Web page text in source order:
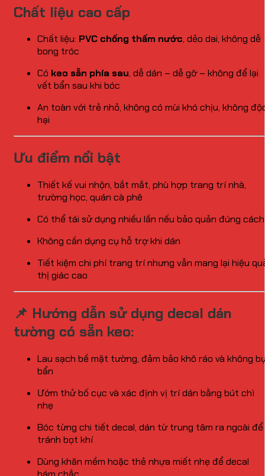
Chất liệu cao cấp
Chất liệu: PVC chống thấm nước, dẻo dai, không dễ
bong tróc
Có keo sẵn phía sau, dễ dán – dễ gỡ – không để lại
vết bẩn sau khi bóc
An toàn với trẻ nhỏ, không có mùi khó chịu, không
hại
Ưu điểm nổi bật
Thiết kế vui nhộn, bắt mắt, phù hợp trang trí nhà,
trường học, quán cà phê
Có thể tái sử dụng nhiều lần nếu bảo quản đúng cách
Không cần dụng cụ hỗ trợ khi dán
Tiết kiệm chi phí trang trí nhưng vẫn mang lại hiệu
thị giác cao
📌 Hướng dẫn sử dụng decal dán
tường có sẵn keo:
Lau sạch bề mặt tường, đảm bảo khô ráo và không
bẩn
Ướm thử bố cục và xác định vị trí dán bằng bút chì
nhẹ
Bóc từng chi tiết decal, dán từ trung tâm ra ngoài để
tránh bọt khí
Dùng khăn mềm hoặc thẻ nhựa miết nhẹ để decal